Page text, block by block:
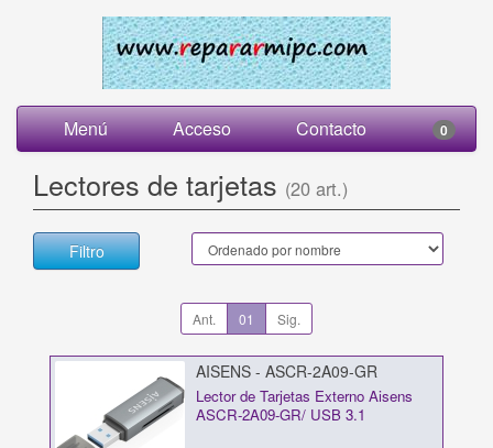
Menú Acceso Contacto 0
Lectores de tarjetas (20 art.)
Filtro
Ant. 01 Sig.
AISENS - ASCR-2A09-GR
Lector de Tarjetas Externo Aisens
ASCR-2A09-GR/ USB 3.1